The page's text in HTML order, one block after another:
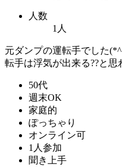
人数
1人
元ダンプの運転手でした
転手は浮気が出来る??と思
50代
週末OK
家庭的
ぽっちゃり
オンライン可
1人参加
聞き上手